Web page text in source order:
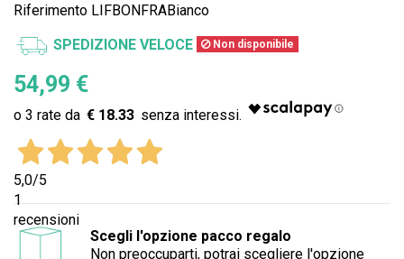
Riferimento LIFBONFRABianco
SPEDIZIONE VELOCE Non disponibile
54,99 €
€ 18.33
5,0/5
1
recensioni
Scegli l'opzione pacco regalo
Non preoccuparti, potrai scegliere l'opzione